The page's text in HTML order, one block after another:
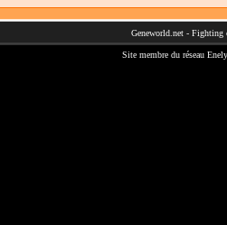
Geneworld.net - Fighting
Site membre du réseau